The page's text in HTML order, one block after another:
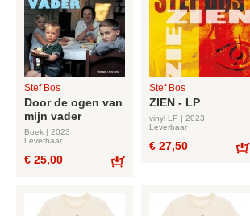
Stef Bos
Door de ogen van
mijn vader
Boek | 2023
Leverbaar
€ 25,00
Stef Bos
ZIEN - LP
vinyl LP | 2023
Leverbaar
€ 27,50